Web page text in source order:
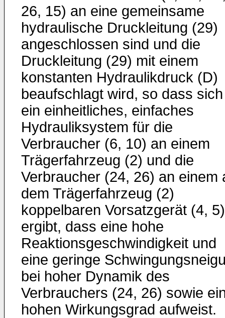
26, 15) an eine gemeinsame
hydraulische Druckleitung (29)
angeschlossen sind und die
Druckleitung (29) mit einem
konstanten Hydraulikdruck (D)
beaufschlagt wird, so dass sich
ein einheitliches, einfaches
Hydrauliksystem für die
Verbraucher (6, 10) an einem
Trägerfahrzeug (2) und die
Verbraucher (24, 26) an einem
dem Trägerfahrzeug (2)
koppelbaren Vorsatzgerät (4, 5)
ergibt, dass eine hohe
Reaktionsgeschwindigkeit und
eine geringe
bei hoher Dynamik des
Verbrauchers (24, 26) sowie
hohen Wirkungsgrad aufweist.